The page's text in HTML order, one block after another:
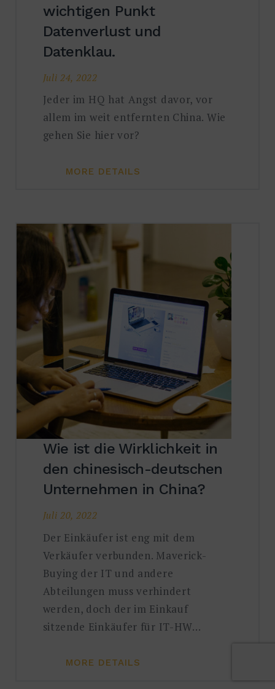
wichtigen Punkt
Datenverlust und
Datenklau.
Juli 24, 2022
Jeder im HQ hat Angst davor, vor
allem im weit entfernten China. Wie
gehen Sie hier vor?
MORE DETAILS
Wie ist die Wirklichkeit in
den chinesisch-deutschen
Unternehmen in China?
Juli 20, 2022
Der Einkäufer ist eng mit dem
Verkäufer verbunden. Maverick-
Buying der IT und andere
Abteilungen muss verhindert
werden, doch der im Einkauf
sitzende Einkäufer für IT-HW…
MORE DETAILS